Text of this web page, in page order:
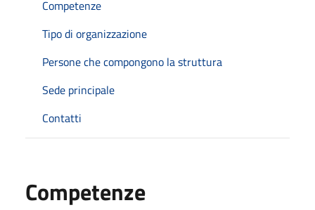
Competenze
Tipo di organizzazione
Persone che compongono la struttura
Sede principale
Contatti
Competenze